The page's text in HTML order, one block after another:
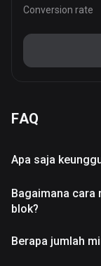
Conversion rate
FAQ
Apa saja
Bagaimana cara
blok?
Berapa jumlah